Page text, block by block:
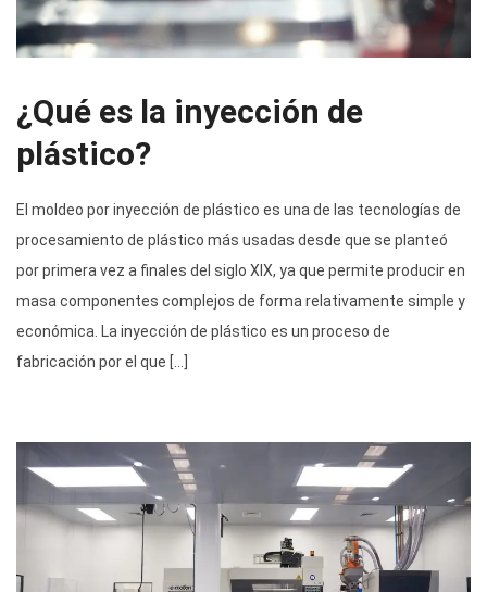
¿Qué es la inyección de
plástico?
El moldeo por inyección de plástico es una de las tecnologías de
procesamiento de plástico más usadas desde que se planteó
por primera vez a finales del siglo XIX, ya que permite producir en
masa componentes complejos de forma relativamente simple y
económica. La inyección de plástico es un proceso de
fabricación por el que […]